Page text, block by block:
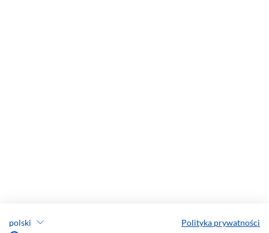
polski Polityka prywatności